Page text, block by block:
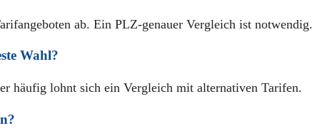
ab. Ein PLZ-genauer Vergleich ist notwendig.
Wahl?
häufig lohnt sich ein Vergleich mit alternativen Tarifen.